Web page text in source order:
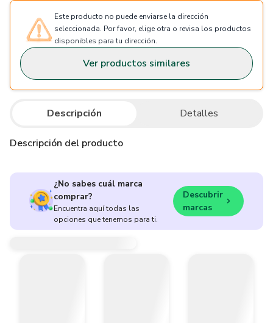
Este producto no puede enviarse la dirección
seleccionada. Por favor, elige otra o revisa los productos
disponibles para tu dirección.
Ver productos similares
Descripción Detalles
Descripción del producto
¿No sabes cuál marca
comprar?
Encuentra aquí todas las
opciones que tenemos para ti.
Descubrir
marcas